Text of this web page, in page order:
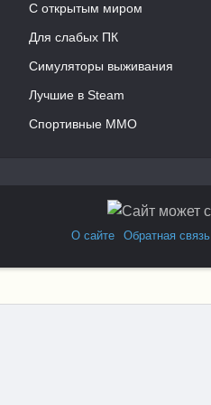
С открытым миром
Для слабых ПК
Симуляторы выживания
Лучшие в Steam
Спортивные MMO
О сайте
Обратная связь